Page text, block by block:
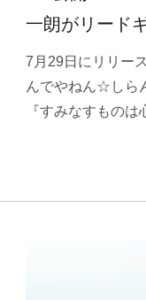
一朗がリード
7月29日にリリー
んでやねん☆しら
『すみなすもの